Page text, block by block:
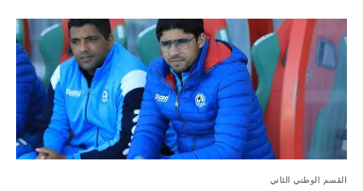
القسم الوطني الثاني